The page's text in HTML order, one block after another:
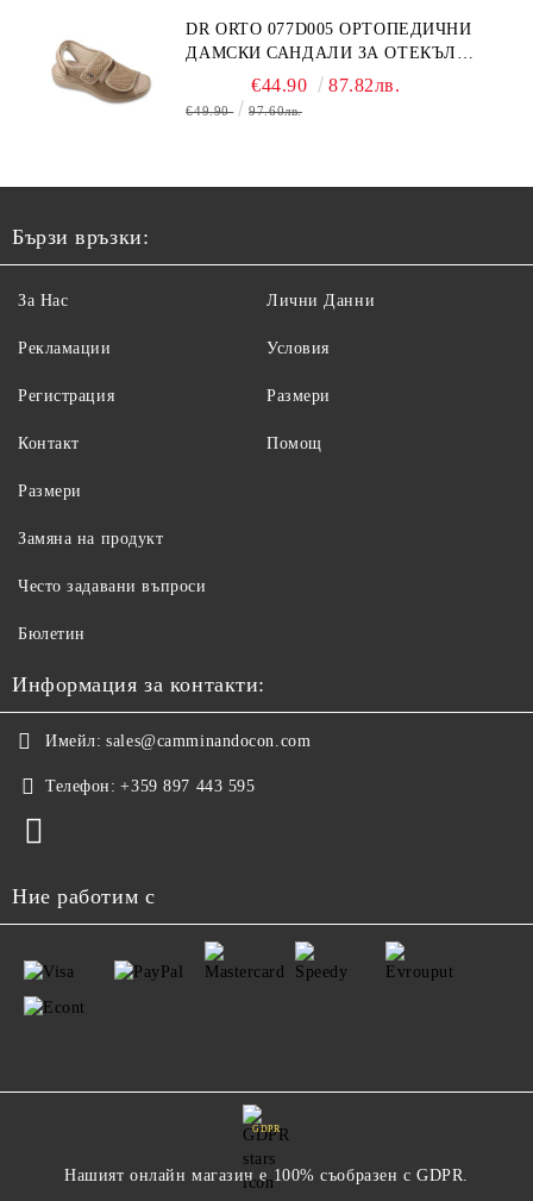
DR ORTO 077D005 ОРТОПЕДИЧНИ
ДАМСКИ САНДАЛИ ЗА ОТЕКЪЛ
КРАК, БЕЖОВИ
€44.90 87.82лв.
€49.90 97.60лв.
Бързи връзки:
За Нас
Рекламации
Регистрация
Контакт
Лични Данни
Условия
Размери
Помощ
Размери
Замяна на продукт
Често задавани въпроси
Бюлетин
Информация за контакти:
Имейл: sales@camminandocon.com
Телефон: +359 897 443 595
Ние работим с
GDPR
Нашият онлайн магазин е 100% съобразен с GDPR.